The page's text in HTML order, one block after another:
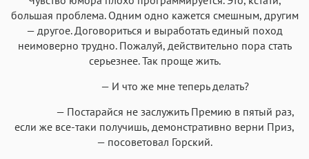
большая проблема. Одним одно кажется смешным, другим
— другое. Договориться и выработать единый поход
неимоверно трудно. Пожалуй, действительно пора стать
серьезнее. Так проще жить.
— И что же мне теперь делать?
— Постарайся не заслужить Премию в пятый раз,
если же все-таки получишь, демонстративно верни Приз,
— посоветовал Горский.